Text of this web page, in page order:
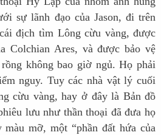
sự lãnh đạo của Jason, đi trên
địch tìm Lông cừu vàng, được
Colchian Ares, và được bảo vệ
không bao giờ ngủ. Họ phải
nguy. Tuy các nhà vật lý cuối
cừu vàng, hay ở đây là Bản đồ
lưu như thần thoại đã đưa họ
mỡ, một “phần đất hứa của